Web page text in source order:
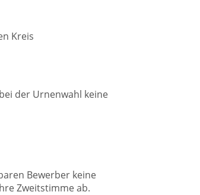
Kreis
der Urnenwahl keine
Bewerber keine
Zweitstimme ab.